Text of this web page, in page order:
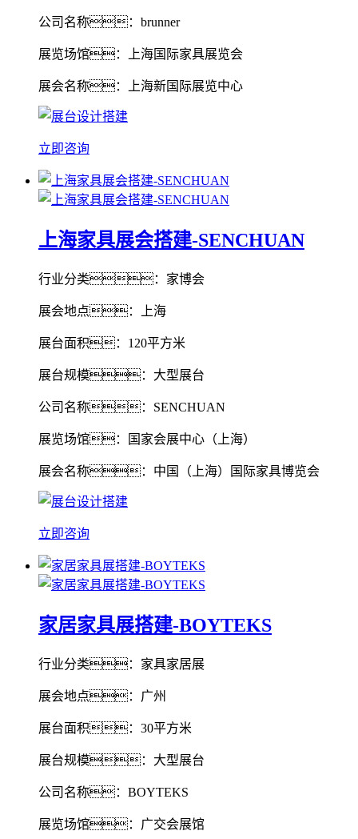
公司名称：brunner
展览场馆：上海国际家具展览会
展会名称：上海新国际展览中心
立即咨询
上海家具展会搭建-SENCHUAN
行业分类：家博会
展会地点：上海
展台面积：120平方米
展台规模：大型展台
公司名称：SENCHUAN
展览场馆：国家会展中心（上海）
展会名称：中国（上海）国际家具博览会
立即咨询
家居家具展搭建-BOYTEKS
行业分类：家具家居展
展会地点：广州
展台面积：30平方米
展台规模：大型展台
公司名称：BOYTEKS
展览场馆：广交会展馆